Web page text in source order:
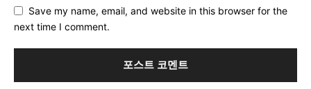
Save my name, email, and website in this browser for the
next time I comment.